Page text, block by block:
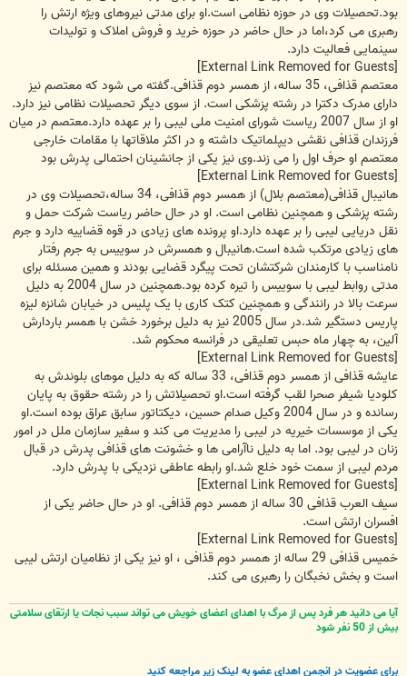
بود.تحصیلات وی در حوزه نظامی است.او برای مدتی نیروهای ویژه ارتش را
رهبری می کرد،اما در حال حاضر در حوزه خرید و فروش املاک و تولیدات
سینمایی فعالیت دارد.
[External Link Removed for Guests]
معتصم قذافی، 35 ساله، از همسر دوم قذافی.گفته می شود که معتصم نیز
دارای مدرک دکترا در رشته پزشکی است. از سوی دیگر تحصیلات نظامی نیز دارد.
او از سال 2007 ریاست شورای امنیت ملی لیبی را بر عهده دارد.معتصم در میان
فرزندان قذافی نقشی دیپلماتیک داشته و در اکثر ملاقاتها با مقامات خارجی
معتصم او حرف اول را می زند.وی نیز یکی از جانشینان احتمالی پدرش بود
[External Link Removed for Guests]
هانیبال قذافی(معتصم بلال) از همسر دوم قذافی، 34 ساله،تحصیلات وی در
رشته پزشکی و همچنین نظامی است. او در حال حاضر ریاست شرکت حمل و
نقل دریایی لیبی را بر عهده دارد.او پرونده های زیادی در قوه قضاییه دارد و جرم
های زیادی مرتکب شده است.هانیبال و همسرش در سوییس به جرم رفتار
نامناسب با کارمندان شرکتشان تحت پیگرد قضایی بودند و همین مسئله برای
مدتی روابط لیبی با سوییس را تیره کرده بود.همچنین در سال 2004 به دلیل
سرعت بالا در رانندگی و همچنین کتک کاری با یک پلیس در خیابان شانزه لیزه
پاریس دستگیر شد.در سال 2005 نیز به دلیل برخورد خشن با همسر باردارش
آلین، به چهار ماه حبس تعلیقی در فرانسه محکوم شد.
[External Link Removed for Guests]
عایشه قذافی از همسر دوم قذافی، 33 ساله که به دلیل موهای بلوندش به
کلودیا شیفر صحرا لقب گرفته است.او تحصیلاتش را در رشته حقوق به پایان
رسانده و در سال 2004 وکیل صدام حسین، دیکتاتور سابق عراق بوده است.او
یکی از موسسات خیریه در لیبی را مدیریت می کند و سفیر سازمان ملل در امور
زنان در لیبی بود. اما به دلیل ناآرامی ها و خشونت های قذافی پدرش در قبال
مردم لیبی از سمت خود خلع شد.او رابطه عاطفی نزدیکی با پدرش دارد.
[External Link Removed for Guests]
سیف العرب قذافی 30 ساله از همسر دوم قذافی. او در حال حاضر یکی از
افسران ارتش است.
[External Link Removed for Guests]
خمیس قذافی 29 ساله از همسر دوم قذافی ، او نیز یکی از نظامیان ارتش لیبی
است و بخش نخبگان را رهبری می کند.
آیا می دانید هر فرد پس از مرگ با اهدای اعضای خویش می تواند سبب نجات یا ارتقای سلامتی
بیش از 50 نفر شود
برای عضویت در انجمن اهدای عضو به لینک زیر مراجعه کنید